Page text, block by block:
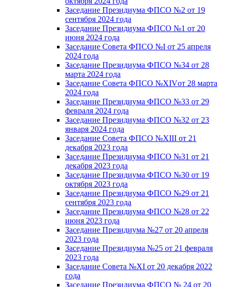
Заседание Президиума ФПСО №2 от 19
сентября 2024 года
Заседание Президиума ФПСО №1 от 20
июня 2024 года
Заседание Совета ФПСО №I от 25 апреля
2024 года
Заседание Президиума ФПСО №34 от 28
марта 2024 года
Заседание Совета ФПСО №XIVот 28 марта
2024 года
Заседание Президиума ФПСО №33 от 29
февраля 2024 года
Заседание Президиума ФПСО №32 от 23
января 2024 года
Заседание Совета ФПСО №XIII от 21
декабря 2023 года
Заседание Президиума ФПСО №31 от 21
декабря 2023 года
Заседание Президиума ФПСО №30 от 19
октября 2023 года
Заседание Президиума ФПСО №29 от 21
сентября 2023 года
Заседание Президиума ФПСО №28 от 22
июня 2023 года
Заседание Президиума №27 от 20 апреля
2023 года
Заседание Президиума №25 от 21 февраля
2023 года
Заседание Совета №XI от 20 декабря 2022
года
Заседание Президиума ФПСО № 24 от 20